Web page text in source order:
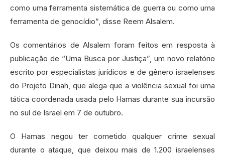
como uma ferramenta sistemática de guerra ou como uma
ferramenta de genocídio”, disse Reem Alsalem.
Os comentários de Alsalem foram feitos em resposta à
publicação de “Uma Busca por Justiça”, um novo relatório
escrito por especialistas jurídicos e de gênero israelenses
do Projeto Dinah, que alega que a violência sexual foi uma
tática coordenada usada pelo Hamas durante sua incursão
no sul de Israel em 7 de outubro.
O Hamas negou ter cometido qualquer crime sexual
durante o ataque, que deixou mais de 1.200 israelenses